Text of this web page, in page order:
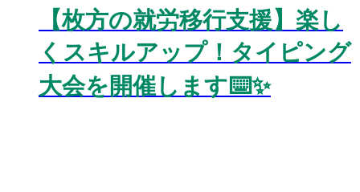
【枚方の就労移行支援】楽し
くスキルアップ！タイピング
大会を開催します⌨️✨